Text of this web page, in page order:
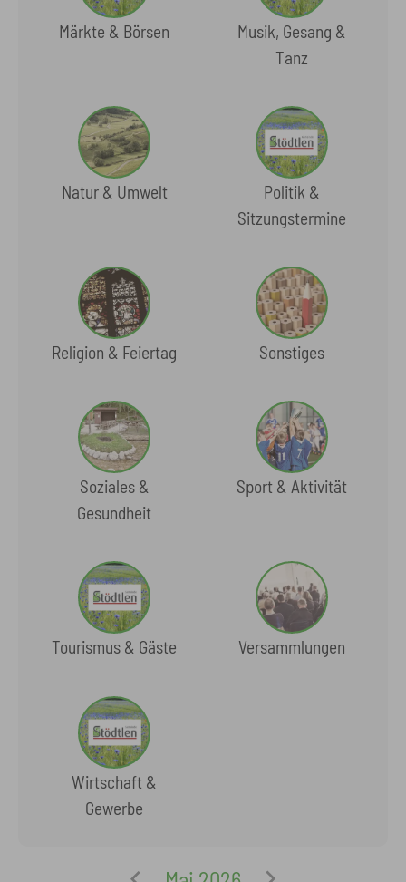
Märkte & Börsen
Musik, Gesang &
Tanz
Natur & Umwelt
Politik &
Sitzungstermine
Religion & Feiertag Sonstiges
Soziales &
Gesundheit
Sport & Aktivität
Tourismus & Gäste Versammlungen
Wirtschaft &
Gewerbe